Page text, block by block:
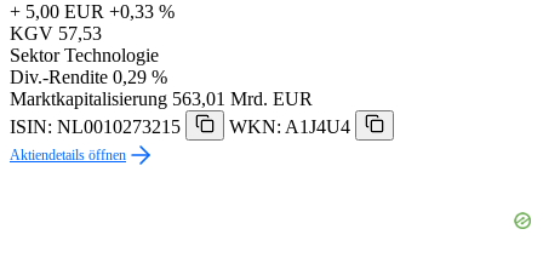
+ 5,00 EUR +0,33 %
KGV 57,53
Sektor Technologie
Div.-Rendite 0,29 %
Marktkapitalisierung 563,01 Mrd. EUR
ISIN: NL0010273215
WKN: A1J4U4
Aktiendetails öffnen